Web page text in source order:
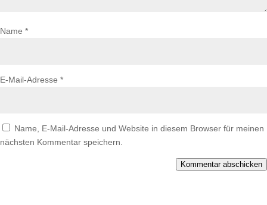
Name *
E-Mail-Adresse *
Name, E-Mail-Adresse und Website in diesem Browser für meinen
nächsten Kommentar speichern.
Kommentar abschicken